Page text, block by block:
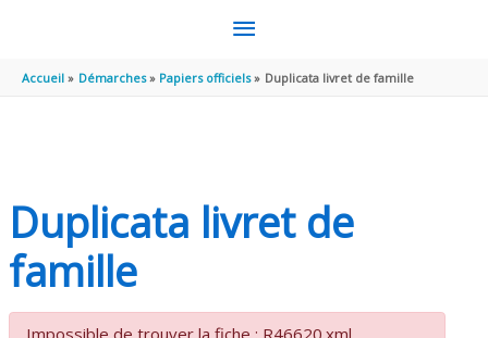
MENU
PRINCIPAL
Accueil Démarches Papiers officiels Duplicata livret de famille
Duplicata livret de
famille